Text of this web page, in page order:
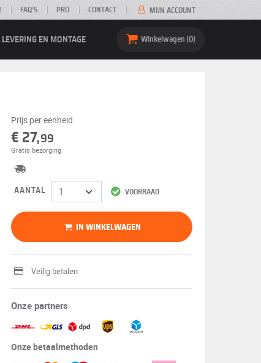
FAQ’S PRO CONTACT MIJN ACCOUNT
LEVERING EN MONTAGE Winkelwagen 0
Prijs per eenheid
€ 27,99
Gratis bezorging
VOORRAAD
AANTAL
IN WINKELWAGEN
Veilig betalen
Onze partners
Onze betaalmethoden